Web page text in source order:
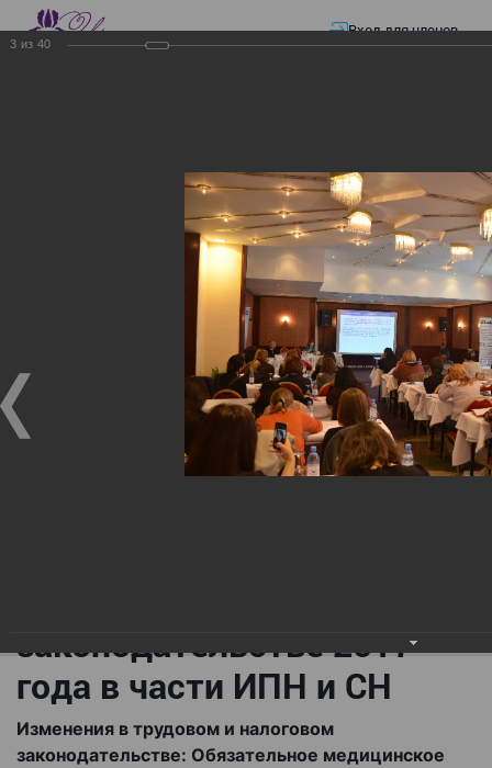
Вход для членов
Презентации—Изменения в трудовом и налоговом
законодательстве: Обязательное медицинское страхование, всеобщее
налоговое декларирование, изменения в налоговом законодательстве
2017 года в части ИПН и СН
Изменения в трудовом и
законодательстве:
Обязательное
медицинское страхование,
законодательстве 2017
года в части ИПН и СН
Изменения в трудовом и налоговом
законодательстве: Обязательное медицинское
3 из 40